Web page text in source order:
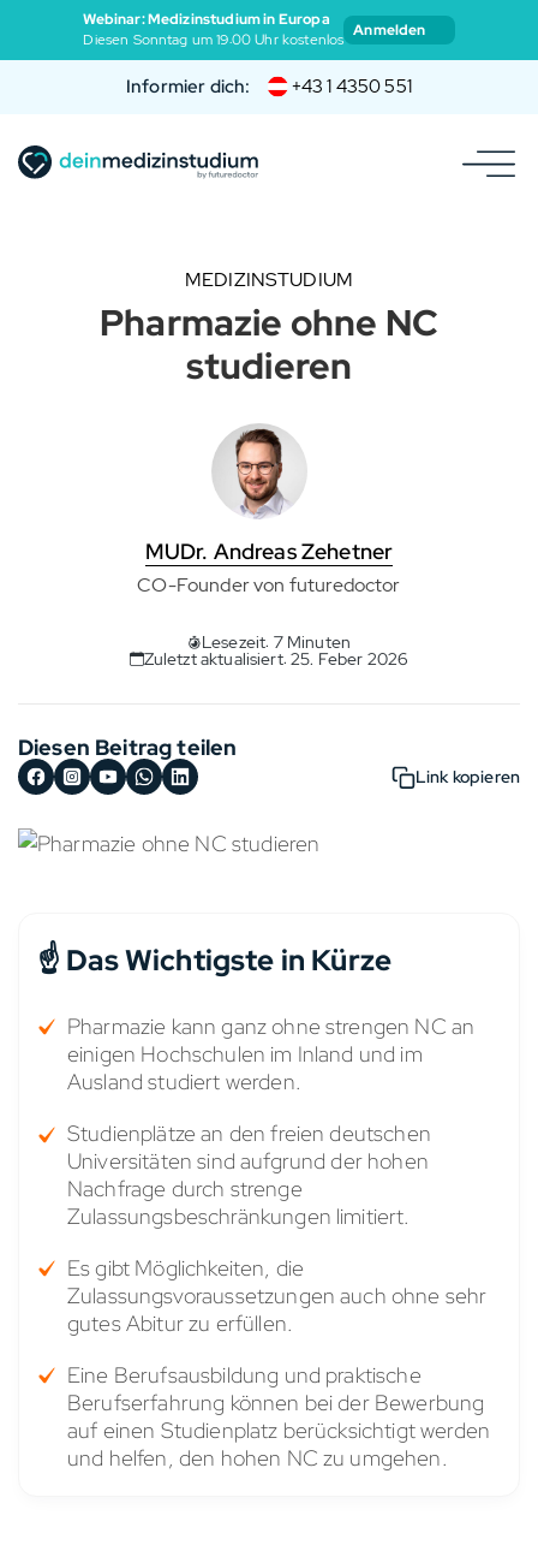
Webinar: Medizinstudium in Europa
Diesen Sonntag um 19:00 Uhr kostenlos Anmelden
Informier dich: +43 1 4350 551
MEDIZINSTUDIUM
Pharmazie ohne NC
studieren
MUDr. Andreas Zehetner
CO-Founder von futuredoctor
Lesezeit: 7 Minuten
Zuletzt aktualisiert: 25. Feber 2026
Diesen Beitrag teilen
Link kopieren
☝️ Das Wichtigste in Kürze
Pharmazie kann ganz ohne strengen NC an
einigen Hochschulen im Inland und im
Ausland studiert werden.
Studienplätze an den freien deutschen
Universitäten sind aufgrund der hohen
Nachfrage durch strenge
Zulassungsbeschränkungen limitiert.
Es gibt Möglichkeiten, die
Zulassungsvoraussetzungen auch ohne sehr
gutes Abitur zu erfüllen.
Eine Berufsausbildung und praktische
Berufserfahrung können bei der Bewerbung
auf einen Studienplatz berücksichtigt werden
und helfen, den hohen NC zu umgehen.